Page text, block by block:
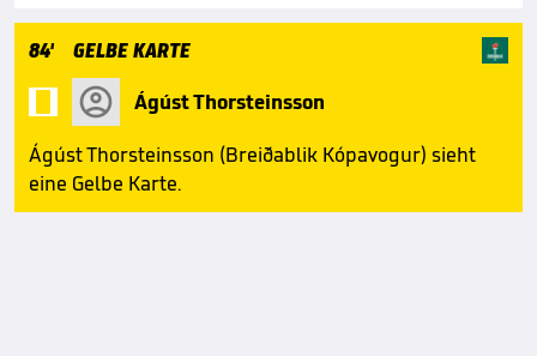
84' GELBE KARTE
Ágúst Thorsteinsson
Ágúst Thorsteinsson (Breiðablik Kópavogur) sieht
eine Gelbe Karte.